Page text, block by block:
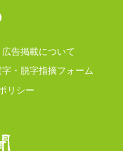
広告掲載について
・脱字指摘フォーム
リシー